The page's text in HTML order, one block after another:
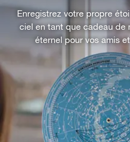
Enregistrez votre propre
ciel en tant que cadeau de
éternel pour vos amis